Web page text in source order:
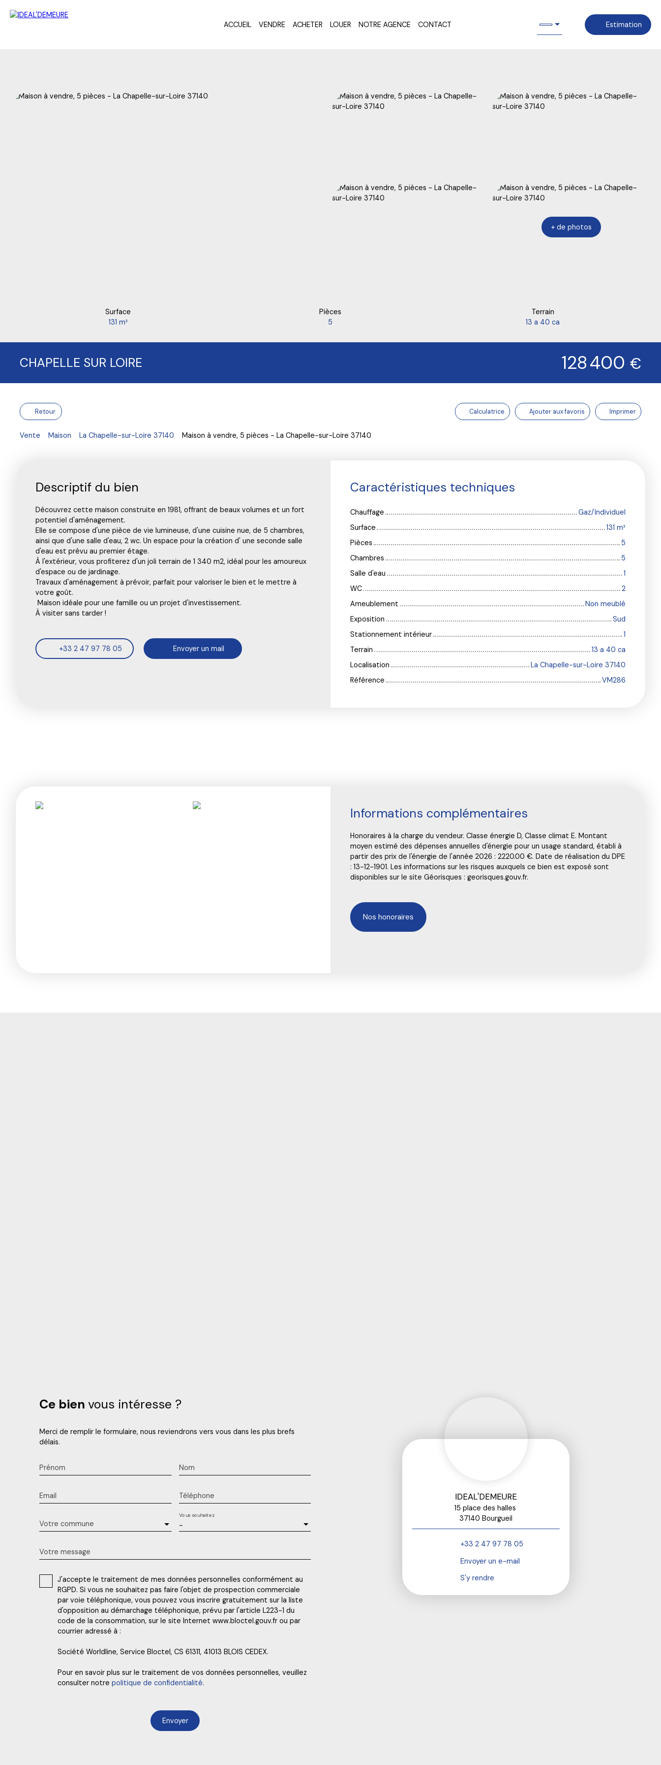
ACCUEIL VENDRE ACHETER LOUER NOTRE AGENCE CONTACT Estimation
+ de photos
Surface
131 m²
Pièces
5
Terrain
13 a 40 ca
CHAPELLE SUR LOIRE 128 400 €
Retour Calculatrice Ajouter aux favoris Imprimer
Vente Maison La Chapelle-sur-Loire 37140 Maison à vendre, 5 pièces - La Chapelle-sur-Loire 37140
Descriptif du bien
Découvrez cette maison construite en 1981, offrant de beaux volumes et un fort
potentiel d'aménagement.
Elle se compose d'une pièce de vie lumineuse, d'une cuisine nue, de 5 chambres,
ainsi que d'une salle d'eau, 2 wc. Un espace pour la création d' une seconde salle
d'eau est prévu au premier étage.
À l'extérieur, vous profiterez d'un joli terrain de 1 340 m2, idéal pour les amoureux
d'espace ou de jardinage.
Travaux d'aménagement à prévoir, parfait pour valoriser le bien et le mettre à
votre goût.
Maison idéale pour une famille ou un projet d'investissement.
À visiter sans tarder !
+33 2 47 97 78 05 Envoyer un mail
Caractéristiques techniques
Chauffage
Gaz/Individuel
Surface
131 m²
Pièces
5
Chambres
5
Salle d'eau
1
WC
2
Ameublement
Non meublé
Exposition
Sud
Stationnement intérieur
1
Terrain
13 a 40 ca
Localisation
La Chapelle-sur-Loire 37140
Référence
VM286
Informations complémentaires
Honoraires à la charge du vendeur. Classe énergie D, Classe climat E. Montant
moyen estimé des dépenses annuelles d'énergie pour un usage standard, établi à
partir des prix de l'énergie de l'année 2026 : 2220.00 €. Date de réalisation du DPE
: 13-12-1901. Les informations sur les risques auxquels ce bien est exposé sont
disponibles sur le site Géorisques : georisques.gouv.fr.
Nos honoraires
Ce bien vous intéresse ?
Merci de remplir le formulaire, nous reviendrons vers vous dans les plus brefs
délais.
Prénom Nom
Email Téléphone
Votre commune -
Vous souhaitez
Votre message
J'accepte le traitement de mes données personnelles conformément au
RGPD. Si vous ne souhaitez pas faire l'objet de prospection commerciale
par voie téléphonique, vous pouvez vous inscrire gratuitement sur la liste
d'opposition au démarchage téléphonique, prévu par l'article L223-1 du
code de la consommation, sur le site Internet www.bloctel.gouv.fr ou par
courrier adressé à :
Société Worldline, Service Bloctel, CS 61311, 41013 BLOIS CEDEX.
Pour en savoir plus sur le traitement de vos données personnelles, veuillez
consulter notre politique de confidentialité.
Envoyer
IDEAL'DEMEURE
15 place des halles
37140 Bourgueil
+33 2 47 97 78 05
Envoyer un e-mail
S'y rendre